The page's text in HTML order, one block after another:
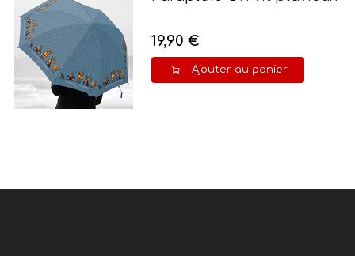
19,90 €
Ajouter au panier